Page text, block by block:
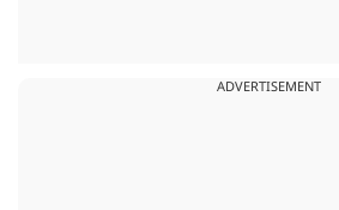
ADVERTISEMENT